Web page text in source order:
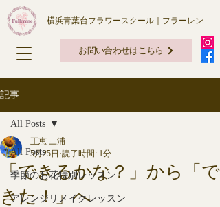
横浜青葉台フラワースクール｜フラーレン
お問い合わせはこちら
記事
All Posts
季節のお花特別レッスン
アレンジリメイクレッスン
All Posts
「できるかな？」から「で
きた！」へ
正恵 三浦
5月25日 読了時間: 1分